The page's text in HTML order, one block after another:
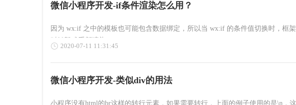
微信小程序开发-if条件渲染怎么用？
因为 wx:if 之中的模板也可能包含数据绑定，所以当 wx:if 的条件值切换时，框
2020-07-11 11:31:45
微信小程序开发-类似div的用法
小程序没有html的br这样的转行元素，如果需要转行，上面的例子使用的是\n，这